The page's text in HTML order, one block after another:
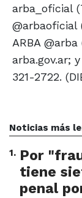
arba_oficial
ARBA
arba.gov.ar;
321-2722.
Noticias más
1. Por
tiene
penal